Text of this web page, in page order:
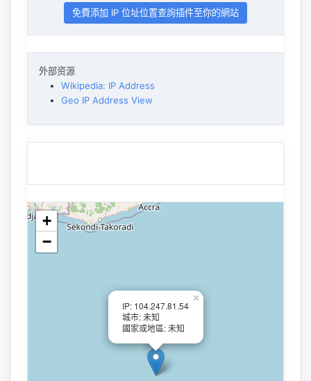
免費添加 IP 位址位置查詢插件至你的網站
外部资源
Wikipedia: IP Address
Geo IP Address View
IP: 104.247.81.54
城市: 未知
國家或地區: 未知
×
+
−